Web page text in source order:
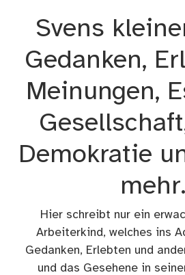
Svens
Gedanken,
Meinungen,
Demokratie
mehr.
Hier schreibt nur ein
Arbeiterkind, welches ins
Gedanken, Erlebten und
und das Gesehene in